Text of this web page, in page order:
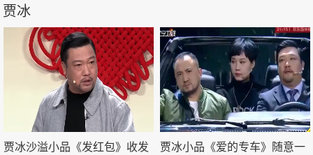
贾冰
贾冰沙溢小品《发红包》收发
贾冰小品《爱的专车》随意一